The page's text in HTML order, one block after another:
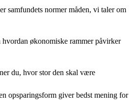
samfundets normer måden, vi taler om
økonomiske rammer påvirker
du, hvor stor den skal være
opsparingsform giver bedst mening for